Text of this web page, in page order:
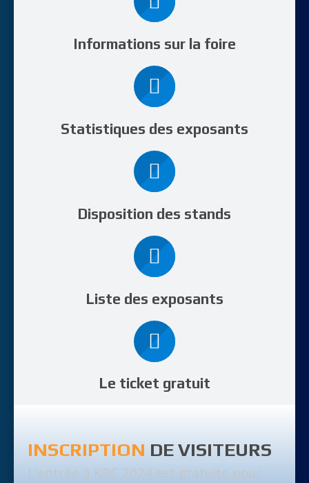
Informations sur la foire
Statistiques des exposants
Disposition des stands
Liste des exposants
Le ticket gratuit
INSCRIPTION DE VISITEURS
L'entrée à KBC 2024 est gratuite pour